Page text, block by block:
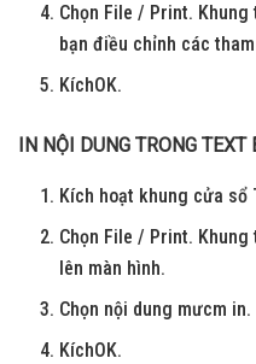
Chọn File / Print.
bạn điều chỉnh các
KíchOK.
IN NỘI DUNG TRONG TEXT
Kích hoạt khung cửa sổ
Chọn File / Print.
lên màn hình.
Chọn nội dung mưcm in.
KíchOK.